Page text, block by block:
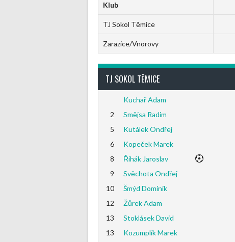
Klub
TJ Sokol Těmice
Zarazice/Vnorovy
TJ SOKOL TĚMICE
Kuchař Adam
2
Smějsa Radim
5
Kutálek Ondřej
6
Kopeček Marek
8
Řihák Jaroslav
9
Svěchota Ondřej
10
Šmýd Dominik
12
Žůrek Adam
13
Stoklásek David
13
Kozumplík Marek